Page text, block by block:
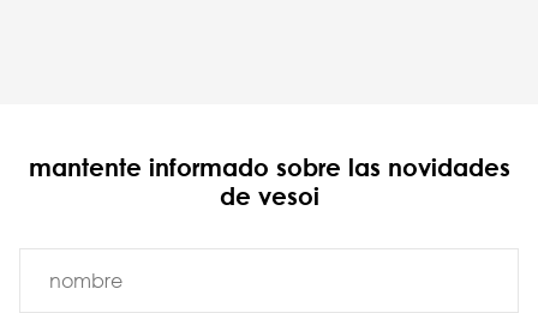
mantente informado sobre las novidades
de vesoi